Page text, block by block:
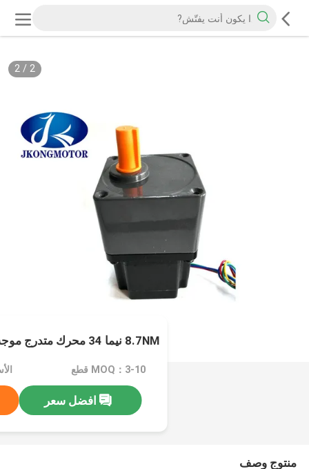
2
/
2
8.7NM نيما 34 محرك متدرج موجه 2 المرحلة CE معتمد
MOQ：3-10 قطع
افضل سعر
منتوج وصف